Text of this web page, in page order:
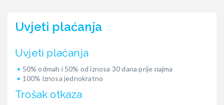
Uvjeti plaćanja
Uvjeti plaćanja
50% odmah i 50% od iznosa 30 dana prije najma
100% iznosa jednokratno
Trošak otkaza